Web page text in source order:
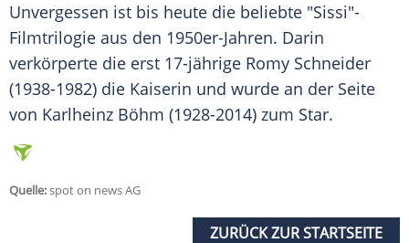
Unvergessen ist bis heute die beliebte "Sissi"-
Filmtrilogie aus den 1950er-Jahren. Darin
verkörperte die erst 17-jährige Romy Schneider
(1938-1982) die Kaiserin und wurde an der Seite
von Karlheinz Böhm (1928-2014) zum Star.
Quelle:spot on news AG
ZURÜCK ZUR STARTSEITE